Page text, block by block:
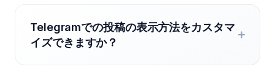
Telegramでの投稿の表示方法をカスタマ
イズできますか？